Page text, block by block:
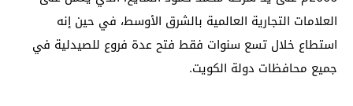
العلامات التجارية العالمية بالشرق الأوسط، في حين إنه
استطاع خلال تسع سنوات فقط فتح عدة فروع للصيدلية في
جميع محافظات دولة الكويت.